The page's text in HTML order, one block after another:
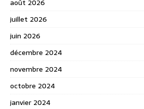
août 2026
juillet 2026
juin 2026
décembre 2024
novembre 2024
octobre 2024
janvier 2024